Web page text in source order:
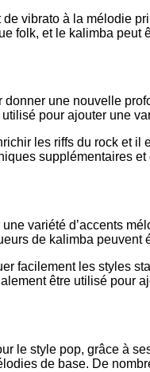
vibrato à la mélodie
folk, et le kalimba
une nouvelle
pour ajouter une
les riffs du rock et
supplémentaires
variété d’accents
de kalimba
facilement les styles
être utilisé pour
le style pop, grâce à
de base. De